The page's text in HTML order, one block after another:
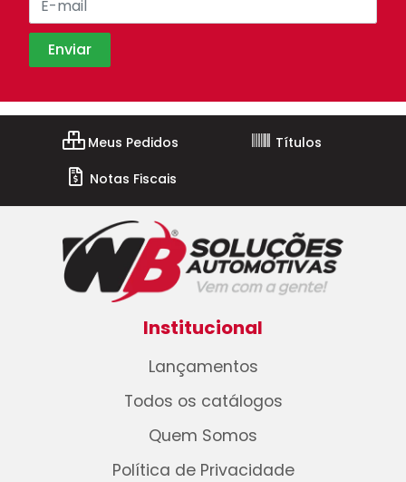
Meus Pedidos
Títulos
Notas Fiscais
Institucional
Lançamentos
Todos os catálogos
Quem Somos
Política de Privacidade